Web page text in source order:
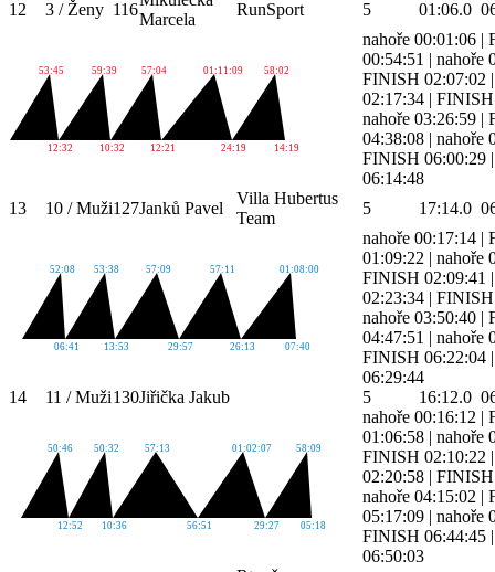
12
3 / Ženy 116
Marcela
RunSport 5 01:06.0
53:45
12:32
59:39
10:32
57:04
12:21
01:11:09
24:19
58:02
14:19
nahoře 00:01:06 |
00:54:51 | nahoře
FINISH 02:07:02
02:17:34 | FINISH
nahoře 03:26:59 |
04:38:08 | nahoře
FINISH 06:00:29
06:14:48
13
10 / Muži127Janků Pavel
Villa Hubertus
Team
5 17:14.0
52:08
06:41
53:38
13:53
57:09
29:57
57:11
26:13
01:08:00
07:40
nahoře 00:17:14 |
01:09:22 | nahoře
FINISH 02:09:41
02:23:34 | FINISH
nahoře 03:50:40 |
04:47:51 | nahoře
FINISH 06:22:04
06:29:44
14
11 / Muži130Jiřička Jakub 5 16:12.0
50:46
12:52
50:32
10:36
57:13
56:51
01:02:07
29:27
58:09
05:18
nahoře 00:16:12 |
01:06:58 | nahoře
FINISH 02:10:22
02:20:58 | FINISH
nahoře 04:15:02 |
05:17:09 | nahoře
FINISH 06:44:45
06:50:03